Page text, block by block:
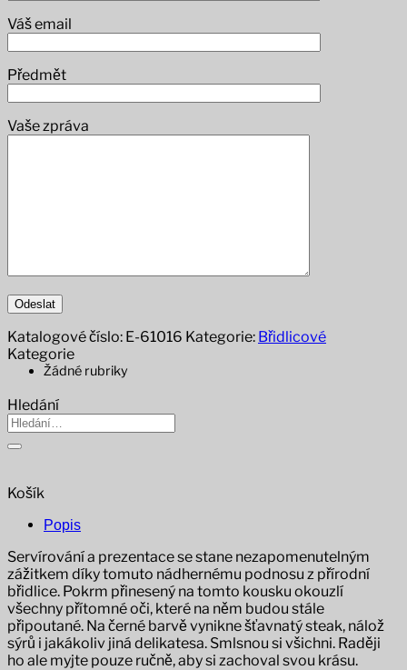
Váš email
Předmět
Vaše zpráva
Katalogové číslo: E-61016 Kategorie: Břidlicové
Kategorie
Žádné rubriky
Hledání
Hledat:
Košík
Popis
Servírování a prezentace se stane nezapomenutelným
zážitkem díky tomuto nádhernému podnosu z přírodní
břidlice. Pokrm přinesený na tomto kousku okouzlí
všechny přítomné oči, které na něm budou stále
připoutané. Na černé barvě vynikne šťavnatý steak, nálož
sýrů i jakákoliv jiná delikatesa. Smlsnou si všichni. Raději
ho ale myjte pouze ručně, aby si zachoval svou krásu.